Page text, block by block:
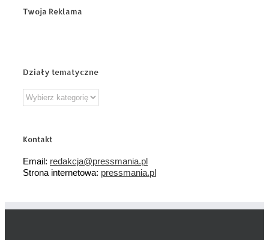
Twoja Reklama
Działy tematyczne
Działy
tematyczne
Kontakt
Email: redakcja@pressmania.pl
Strona internetowa: pressmania.pl